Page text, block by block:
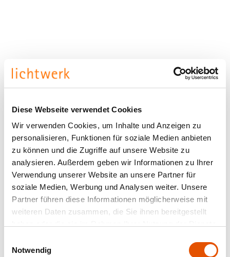
Diese Webseite verwendet Cookies
Wir verwenden Cookies, um Inhalte und Anzeigen zu
personalisieren, Funktionen für soziale Medien anbieten
zu können und die Zugriffe auf unsere Website zu
analysieren. Außerdem geben wir Informationen zu Ihrer
Verwendung unserer Website an unsere Partner für
soziale Medien, Werbung und Analysen weiter. Unsere
Partner führen diese Informationen möglicherweise mit
weiteren Daten zusammen, die Sie ihnen bereitgestellt
Notwendig
pilo for grid ceilings